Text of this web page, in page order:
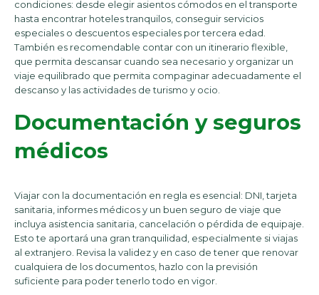
condiciones: desde elegir asientos cómodos en el transporte
hasta encontrar hoteles tranquilos, conseguir servicios
especiales o descuentos especiales por tercera edad.
También es recomendable contar con un itinerario flexible,
que permita descansar cuando sea necesario y organizar un
viaje equilibrado que permita compaginar adecuadamente el
descanso y las actividades de turismo y ocio.
Documentación y seguros
médicos
Viajar con la documentación en regla es esencial: DNI, tarjeta
sanitaria, informes médicos y un buen seguro de viaje que
incluya asistencia sanitaria, cancelación o pérdida de equipaje.
Esto te aportará una gran tranquilidad, especialmente si viajas
al extranjero. Revisa la validez y en caso de tener que renovar
cualquiera de los documentos, hazlo con la previsión
suficiente para poder tenerlo todo en vigor.